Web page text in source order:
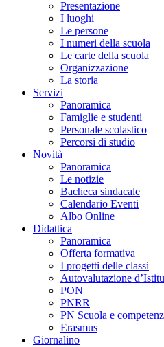
Presentazione
I luoghi
Le persone
I numeri della scuola
Le carte della scuola
Organizzazione
La storia
Servizi
Panoramica
Famiglie e studenti
Personale scolastico
Percorsi di studio
Novità
Panoramica
Le notizie
Bacheca sindacale
Calendario Eventi
Albo Online
Didattica
Panoramica
Offerta formativa
I progetti delle classi
Autovalutazione
PON
PNRR
PN Scuola e
Erasmus
Giornalino